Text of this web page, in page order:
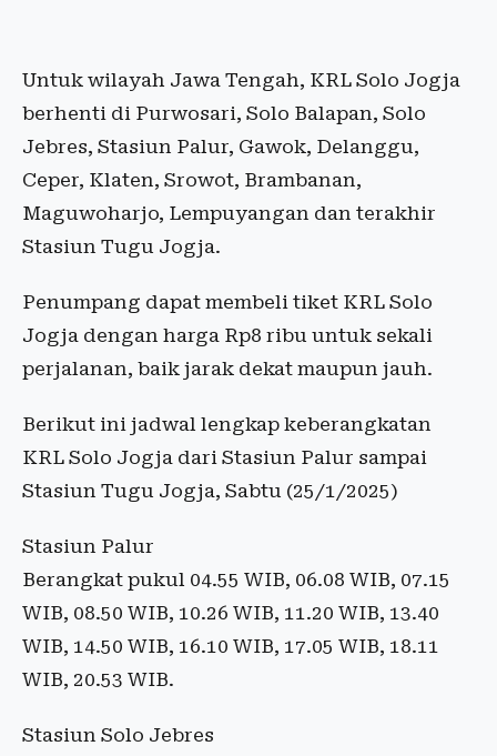
Untuk wilayah Jawa Tengah, KRL Solo Jogja
berhenti di Purwosari, Solo Balapan, Solo
Jebres, Stasiun Palur, Gawok, Delanggu,
Ceper, Klaten, Srowot, Brambanan,
Maguwoharjo, Lempuyangan dan terakhir
Stasiun Tugu Jogja.
Penumpang dapat membeli tiket KRL Solo
Jogja dengan harga Rp8 ribu untuk sekali
perjalanan, baik jarak dekat maupun jauh.
Berikut ini jadwal lengkap keberangkatan
KRL Solo Jogja dari Stasiun Palur sampai
Stasiun Tugu Jogja, Sabtu (25/1/2025)
Stasiun Palur
Berangkat pukul 04.55 WIB, 06.08 WIB, 07.15
WIB, 08.50 WIB, 10.26 WIB, 11.20 WIB, 13.40
WIB, 14.50 WIB, 16.10 WIB, 17.05 WIB, 18.11
WIB, 20.53 WIB.
Stasiun Solo Jebres